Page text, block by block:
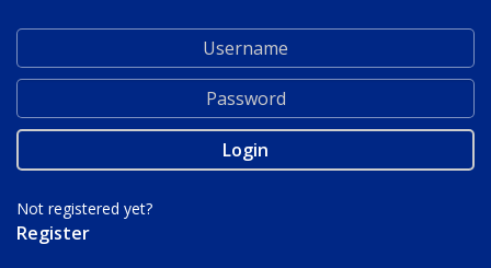
Not registered yet?
Register